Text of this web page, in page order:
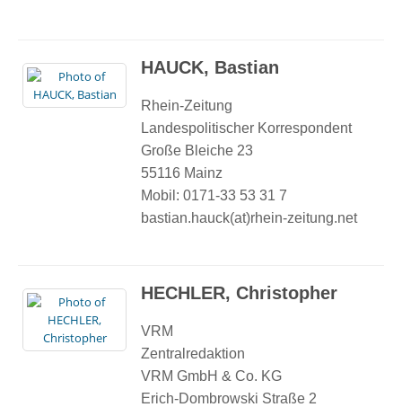
HAUCK, Bastian
Rhein-Zeitung
Landespolitischer Korrespondent
Große Bleiche 23
55116 Mainz
Mobil: 0171-33 53 31 7
bastian.hauck(at)rhein-zeitung.net
HECHLER, Christopher
VRM
Zentralredaktion
VRM GmbH & Co. KG
Erich-Dombrowski Straße 2